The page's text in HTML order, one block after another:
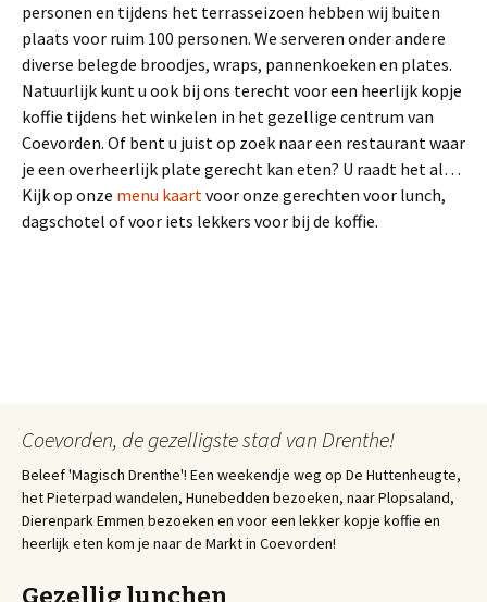
personen en tijdens het terrasseizoen hebben wij buiten
plaats voor ruim 100 personen. We serveren onder andere
diverse belegde broodjes, wraps, pannenkoeken en plates.
Natuurlijk kunt u ook bij ons terecht voor een heerlijk kopje
koffie tijdens het winkelen in het gezellige centrum van
Coevorden. Of bent u juist op zoek naar een restaurant waar
je een overheerlijk plate gerecht kan eten? U raadt het al…
Kijk op onze menu kaartvoor onze gerechten voor lunch,
dagschotel of voor iets lekkers voor bij de koffie.
Coevorden, de gezelligste stad van Drenthe!
Beleef 'Magisch Drenthe'! Een weekendje weg op De Huttenheugte,
het Pieterpad wandelen, Hunebedden bezoeken, naar Plopsaland,
Dierenpark Emmen bezoeken en voor een lekker kopje koffie en
heerlijk eten kom je naar de Markt in Coevorden!
Gezellig lunchen